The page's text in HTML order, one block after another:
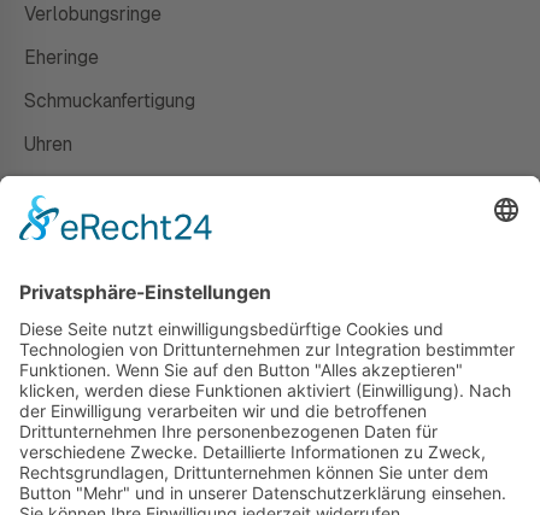
Verlobungsringe
Eheringe
Schmuckanfertigung
Uhren
Susanne Steiger
Geschäfte
Newsletter
Kontakt